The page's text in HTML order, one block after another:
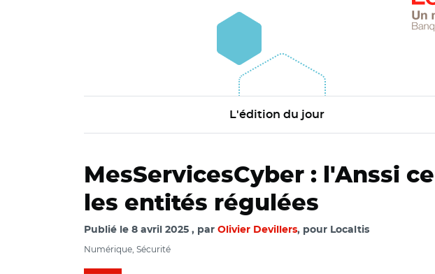
L'édition du jour
MesServicesCyber : l'Anssi
les entités régulées
Publié le 8 avril 2025 par Olivier Devillers, pour Localtis
Numérique, Sécurité